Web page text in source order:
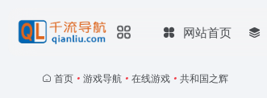
网站首页
首页 • 游戏导航 • 在线游戏 • 共和国之辉